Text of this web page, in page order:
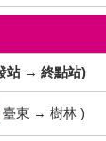
站 → 終點站)
臺東 → 樹林 )